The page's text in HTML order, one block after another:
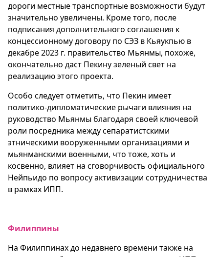
дороги местные транспортные возможности будут
значительно увеличены. Кроме того, после
подписания дополнительного соглашения к
концессионному договору по СЭЗ в Кьяукпью в
декабре 2023 г. правительство Мьянмы, похоже,
окончательно даст Пекину зеленый свет на
реализацию этого проекта.
Особо следует отметить, что Пекин имеет
политико-дипломатические рычаги влияния на
руководство Мьянмы благодаря своей ключевой
роли посредника между сепаратистскими
этническими вооруженными организациями и
мьянманскими военными, что тоже, хоть и
косвенно, влияет на сговорчивость официального
Нейпьидо по вопросу активизации сотрудничества
в рамках ИПП.
Филиппины
На Филиппинах до недавнего времени также на